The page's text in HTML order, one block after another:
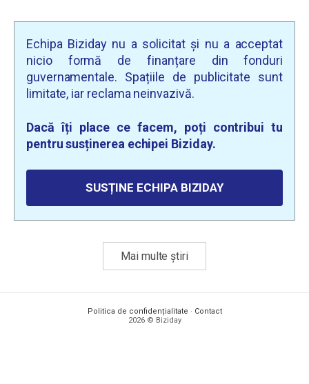
Echipa Biziday nu a solicitat și nu a acceptat
nicio formă de finanțare din fonduri
guvernamentale. Spațiile de publicitate sunt
limitate, iar reclama neinvazivă.
Dacă îți place ce facem, poți contribui tu
pentru susținerea echipei Biziday.
SUSȚINE ECHIPA BIZIDAY
Mai multe știri
Politica de confidențialitate · Contact
2026 © Biziday